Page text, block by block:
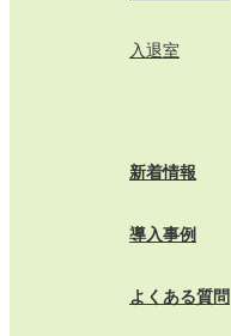
入退室
新着情報
導入事例
よくある質問